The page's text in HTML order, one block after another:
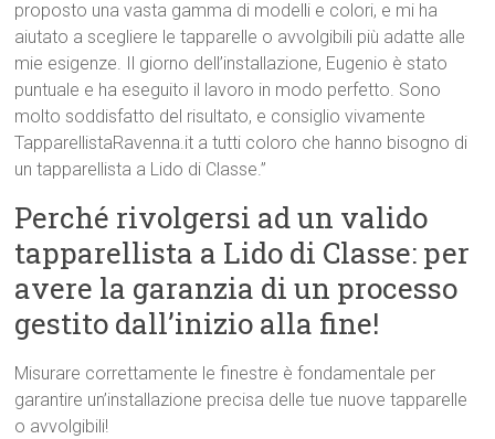
proposto una vasta gamma di modelli e colori, e mi ha
aiutato a scegliere le tapparelle o avvolgibili più adatte alle
mie esigenze. Il giorno dell’installazione, Eugenio è stato
puntuale e ha eseguito il lavoro in modo perfetto. Sono
molto soddisfatto del risultato, e consiglio vivamente
TapparellistaRavenna.it a tutti coloro che hanno bisogno di
un tapparellista a Lido di Classe.”
Perché rivolgersi ad un valido
tapparellista a Lido di Classe: per
avere la garanzia di un processo
gestito dall’inizio alla fine!
Misurare correttamente le finestre è fondamentale per
garantire un’installazione precisa delle tue nuove tapparelle
o avvolgibili!